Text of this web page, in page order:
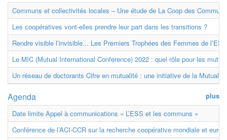
Communs et collectivités locales – Une étude de La Coop des
Les coopératives vont-elles prendre leur part dans les transitions ?
Rendre visible l’invisible... Les Premiers Trophées des Femmes de
Le MIC (Mutual International Conference) 2022 : quel rôle pour les
Un réseau de doctorants Cifre en mutualité : une initiative de la
plus
Agenda
Date limite Appel à communications « L’ESS et les communs »
Conférence de l’ACI-CCR sur la recherche coopérative mondiale et